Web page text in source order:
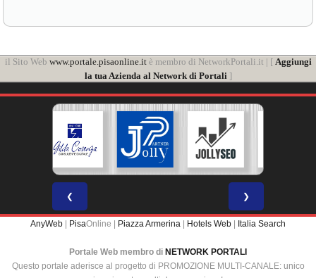
il Sito Web www.portale.pisaonline.itè membro di NetworkPortali.it | [ Aggiungi
la tua Azienda al Network di Portali ]
❮ ❯
AnyWeb | PisaOnline | Piazza Armerina | Hotels Web | Italia Search
Portale Web membro di NETWORK PORTALI
Questo portale aderisce al progetto di PROMOZIONE MULTI-CANALE: unico